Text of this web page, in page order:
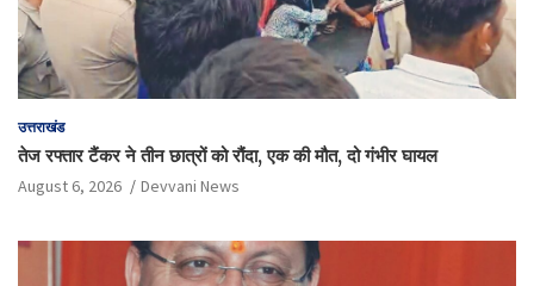
उत्तराखंड
तेज रफ्तार टैंकर ने तीन छात्रों को रौंदा, एक की मौत, दो गंभीर घायल
August 6, 2026 Devvani News